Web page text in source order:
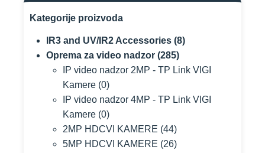
Kategorije proizvoda
IR3 and UV/IR2 Accessories (8)
Oprema za video nadzor (285)
IP video nadzor 2MP - TP Link VIGI
Kamere (0)
IP video nadzor 4MP - TP Link VIGI
Kamere (0)
2MP HDCVI KAMERE (44)
5MP HDCVI KAMERE (26)